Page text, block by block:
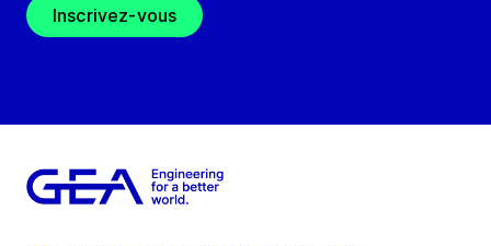
Inscrivez-vous